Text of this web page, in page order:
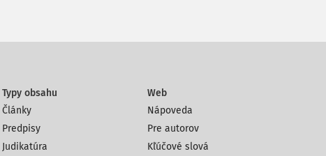
Typy obsahu
Články
Predpisy
Judikatúra
Web
Nápoveda
Pre autorov
Kľúčové slová